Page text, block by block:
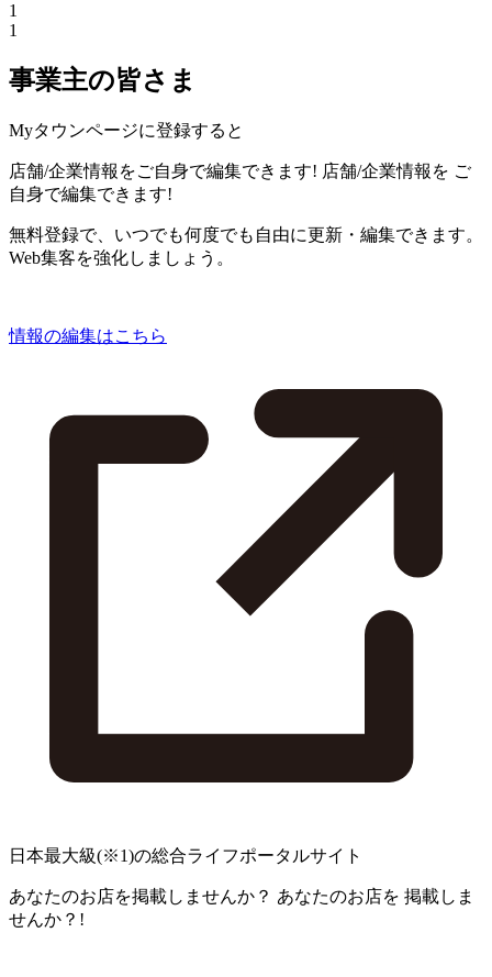
1
1
事業主の皆さま
Myタウンページに登録すると
店舗/企業情報をご自身で編集できます! 店舗/企業情報を ご
自身で編集できます!
無料登録で、いつでも何度でも自由に更新・編集できます。
Web集客を強化しましょう。
情報の編集はこちら
日本最大級(※1)の総合ライフポータルサイト
あなたのお店を掲載しませんか？ あなたのお店を 掲載しま
せんか？!